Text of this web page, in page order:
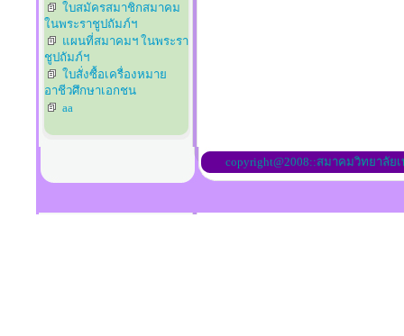
ใบสมัครสมาชิกสมาคม
ในพระราชูปถัมภ์ฯ
แผนที่สมาคมฯ ในพระรา
ชูปถัมภ์ฯ
ใบสั่งซื้อเครื่องหมาย
อาชีวศึกษาเอกชน
aa
copyright@2008::สมาคมวิทยาลั